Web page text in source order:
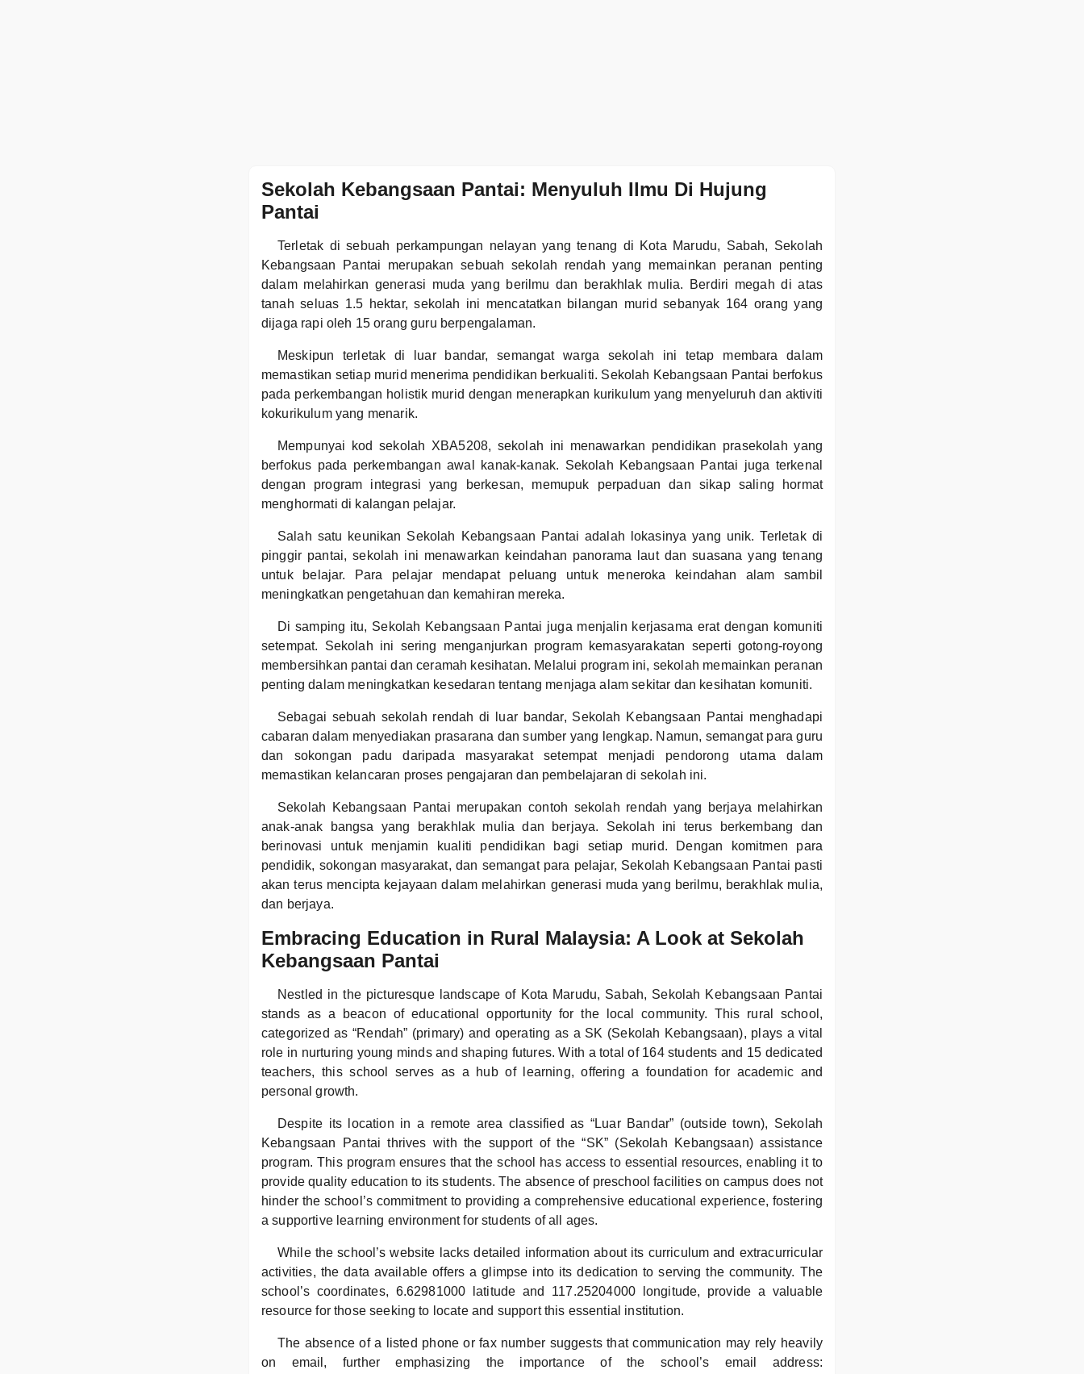
Sekolah Kebangsaan Pantai: Menyuluh Ilmu Di Hujung
Pantai
Terletak di sebuah perkampungan nelayan yang tenang di Kota Marudu, Sabah, Sekolah
Kebangsaan Pantai merupakan sebuah sekolah rendah yang memainkan peranan penting
dalam melahirkan generasi muda yang berilmu dan berakhlak mulia. Berdiri megah di atas
tanah seluas 1.5 hektar, sekolah ini mencatatkan bilangan murid sebanyak 164 orang yang
dijaga rapi oleh 15 orang guru berpengalaman.
Meskipun terletak di luar bandar, semangat warga sekolah ini tetap membara dalam
memastikan setiap murid menerima pendidikan berkualiti. Sekolah Kebangsaan Pantai berfokus
pada perkembangan holistik murid dengan menerapkan kurikulum yang menyeluruh dan aktiviti
kokurikulum yang menarik.
Mempunyai kod sekolah XBA5208, sekolah ini menawarkan pendidikan prasekolah yang
berfokus pada perkembangan awal kanak-kanak. Sekolah Kebangsaan Pantai juga terkenal
dengan program integrasi yang berkesan, memupuk perpaduan dan sikap saling hormat
menghormati di kalangan pelajar.
Salah satu keunikan Sekolah Kebangsaan Pantai adalah lokasinya yang unik. Terletak di
pinggir pantai, sekolah ini menawarkan keindahan panorama laut dan suasana yang tenang
untuk belajar. Para pelajar mendapat peluang untuk meneroka keindahan alam sambil
meningkatkan pengetahuan dan kemahiran mereka.
Di samping itu, Sekolah Kebangsaan Pantai juga menjalin kerjasama erat dengan komuniti
setempat. Sekolah ini sering menganjurkan program kemasyarakatan seperti gotong-royong
membersihkan pantai dan ceramah kesihatan. Melalui program ini, sekolah memainkan peranan
penting dalam meningkatkan kesedaran tentang menjaga alam sekitar dan kesihatan komuniti.
Sebagai sebuah sekolah rendah di luar bandar, Sekolah Kebangsaan Pantai menghadapi
cabaran dalam menyediakan prasarana dan sumber yang lengkap. Namun, semangat para guru
dan sokongan padu daripada masyarakat setempat menjadi pendorong utama dalam
memastikan kelancaran proses pengajaran dan pembelajaran di sekolah ini.
Sekolah Kebangsaan Pantai merupakan contoh sekolah rendah yang berjaya melahirkan
anak-anak bangsa yang berakhlak mulia dan berjaya. Sekolah ini terus berkembang dan
berinovasi untuk menjamin kualiti pendidikan bagi setiap murid. Dengan komitmen para
pendidik, sokongan masyarakat, dan semangat para pelajar, Sekolah Kebangsaan Pantai pasti
akan terus mencipta kejayaan dalam melahirkan generasi muda yang berilmu, berakhlak mulia,
dan berjaya.
Embracing Education in Rural Malaysia: A Look at Sekolah
Kebangsaan Pantai
Nestled in the picturesque landscape of Kota Marudu, Sabah, Sekolah Kebangsaan Pantai
stands as a beacon of educational opportunity for the local community. This rural school,
categorized as “Rendah” (primary) and operating as a SK (Sekolah Kebangsaan), plays a vital
role in nurturing young minds and shaping futures. With a total of 164 students and 15 dedicated
teachers, this school serves as a hub of learning, offering a foundation for academic and
personal growth.
Despite its location in a remote area classified as “Luar Bandar” (outside town), Sekolah
Kebangsaan Pantai thrives with the support of the “SK” (Sekolah Kebangsaan) assistance
program. This program ensures that the school has access to essential resources, enabling it to
provide quality education to its students. The absence of preschool facilities on campus does not
hinder the school’s commitment to providing a comprehensive educational experience, fostering
a supportive learning environment for students of all ages.
While the school’s website lacks detailed information about its curriculum and extracurricular
activities, the data available offers a glimpse into its dedication to serving the community. The
school’s coordinates, 6.62981000 latitude and 117.25204000 longitude, provide a valuable
resource for those seeking to locate and support this essential institution.
The absence of a listed phone or fax number suggests that communication may rely heavily
on email, further emphasizing the importance of the school’s email address: